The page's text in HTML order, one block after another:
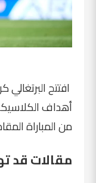
افتتح البرتغالي
أهداف
من المباراة
مقالات قد